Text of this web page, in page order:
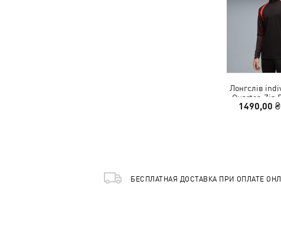
Лонгслів
Quarter-Zip
1490,00 ₴
БЕСПЛАТНАЯ ДОСТАВКА ПРИ ОПЛАТЕ